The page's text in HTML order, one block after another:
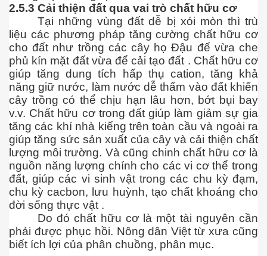
2.5.3 Cải thiện đất qua vai trò chất hữu cơ
Tại những vùng đất dễ bị xói mòn thì trù
liệu các phương pháp tăng cường chất hữu cơ
cho đất như trồng các cây họ Đậu để vừa che
phủ kín mặt đất vừa để cải tạo đất . Chất hữu cơ
giúp tăng dung tích hấp thụ cation, tăng khả
năng giữ nước, làm nước dễ thấm vào đất khiến
cây trồng có thể chịu hạn lâu hơn, bớt bụi bay
v.v. Chất hữu cơ trong đất giúp làm giảm sự gia
tăng các khí nhà kiếng trên toàn cầu và ngoài ra
giúp tăng sức sản xuất của cây và cải thiện chất
lượng môi trường. Và cũng chinh chất hữu cơ là
nguồn năng lượng chính cho các vi cơ thể trong
đất, giúp các vi sinh vật trong các chu kỳ đạm,
chu kỳ cacbon, lưu huỳnh, tạo chất khoáng cho
đời sống thực vật .
Do đó chất hữu cơ là một tài nguyên cần
phải được phục hồi. Nông dân Việt từ xưa cũng
biết ích lợi của phân chuồng, phân mục.
được không?
- Biên Hòa